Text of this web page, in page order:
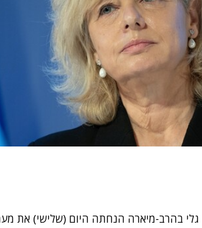
בהרב-מיארה הנחתה היום (שלישי) את